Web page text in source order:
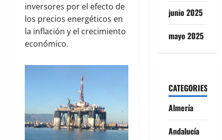
inversores por el efecto de
los precios energéticos en
la inflación y el crecimiento
económico.
junio 2025
mayo 2025
CATEGORIES
Almería
Andalucía